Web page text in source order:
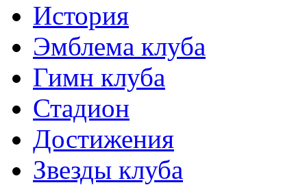
История
Эмблема клуба
Гимн клуба
Стадион
Достижения
Звезды клуба